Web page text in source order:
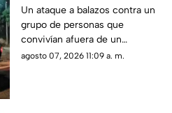
personas sin vida
Un ataque a balazos contra un
grupo de personas que
convivían afuera de un
domicilio dejó como saldo tres
agosto 07, 2026 11:09 a. m.